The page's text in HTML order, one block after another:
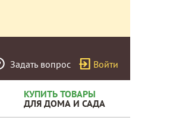
Задать вопрос Войти
КУПИТЬ ТОВАРЫ
ДЛЯ ДОМА И САДА